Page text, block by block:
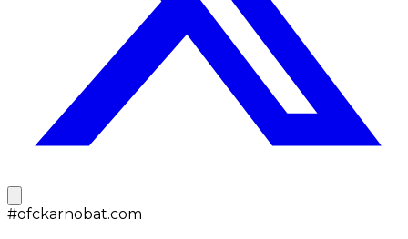
#ofckarnobat.com